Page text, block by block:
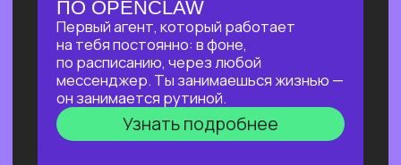
ОТКРЫТАЯ ЛЕКЦИЯ
ИИ ДЛЯ РУКОВОДИТЕЛЯ:
КАК ОСВОБОДИТЬ 10+
ЧАСОВ В НЕДЕЛЮ
И ПОВЫСИТЬ
ЭФФЕКТИВНОСТЬ
КОМАНДЫ?
И перейти от «Мне не хватает времени
разобраться с ИИ» к «Часть вопросов
и процессов закрывает ИИ»
Узнать подробнее